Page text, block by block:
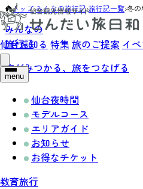
仙台を知る 特集旅のご提案 イ
menu
仙台夜時間
モデルコース
エリアガイド
お知らせ
お得なチケット
教育旅行
トップ›みんなの旅行記›旅行記一覧›冬の
みんなの
旅行記
旅がみつかる、旅をつなげる